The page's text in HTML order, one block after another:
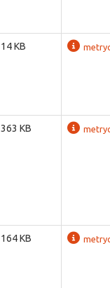
14 KB
363 KB
164 KB